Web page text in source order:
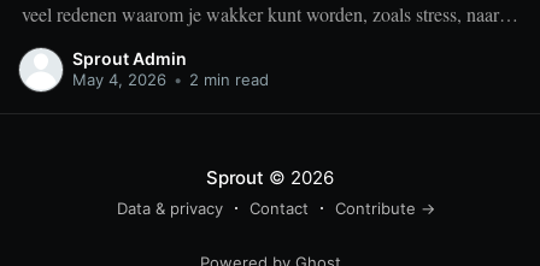
veel redenen waarom je wakker kunt worden, zoals stress, naar
het toilet moeten, je omgeving of medische aandoeningen die je
slaap beïnvloeden. Dit is geen probleem
Sprout Admin
May 4, 2026 • 2 min read
Sprout © 2026
Data & privacy Contact Contribute →